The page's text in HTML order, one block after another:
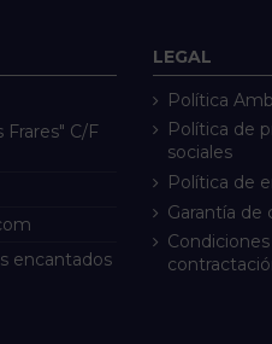
Frares" C/F
encantados
LEGAL
Política
Política de
sociales
Política de
Garantía de